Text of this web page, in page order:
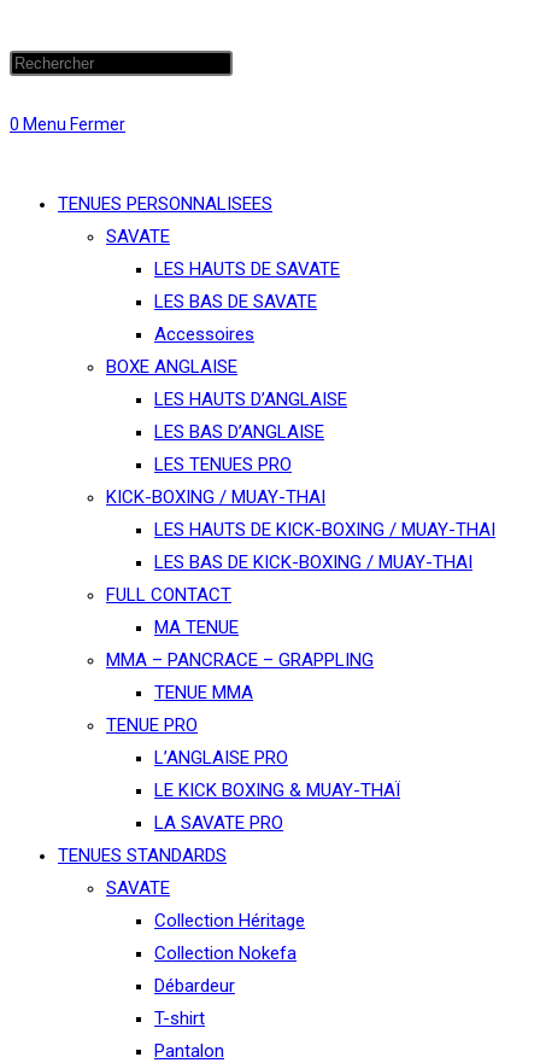
website
0 Menu Fermer
TENUES PERSONNALISEES
SAVATE
LES HAUTS DE SAVATE
LES BAS DE SAVATE
Accessoires
BOXE ANGLAISE
LES HAUTS D’ANGLAISE
LES BAS D’ANGLAISE
LES TENUES PRO
KICK-BOXING / MUAY-THAI
LES HAUTS DE KICK-BOXING / MUAY-THAI
LES BAS DE KICK-BOXING / MUAY-THAI
FULL CONTACT
MA TENUE
MMA – PANCRACE – GRAPPLING
TENUE MMA
TENUE PRO
L’ANGLAISE PRO
LE KICK BOXING & MUAY-THAÏ
LA SAVATE PRO
TENUES STANDARDS
SAVATE
Collection Héritage
Collection Nokefa
Débardeur
T-shirt
Pantalon